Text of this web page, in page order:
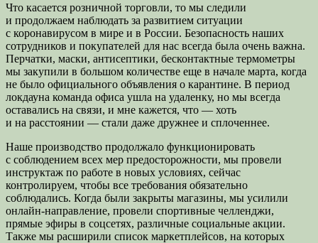
Что касается розничной торговли, то мы следили
и продолжаем наблюдать за развитием ситуации
с коронавирусом в мире и в России. Безопасность наших
сотрудников и покупателей для нас всегда была очень важна.
Перчатки, маски, антисептики, бесконтактные термометры
мы закупили в большом количестве еще в начале марта, когда
не было официального объявления о карантине. В период
локдауна команда офиса ушла на удаленку, но мы всегда
оставались на связи, и мне кажется, что — хоть
и на расстоянии — стали даже дружнее и сплоченнее.
Наше производство продолжало функционировать
с соблюдением всех мер предосторожности, мы провели
инструктаж по работе в новых условиях, сейчас
контролируем, чтобы все требования обязательно
соблюдались. Когда были закрыты магазины, мы усилили
онлайн-направление, провели спортивные челленджи,
прямые эфиры в соцсетях, различные социальные акции.
Также мы расширили список маркетплейсов, на которых